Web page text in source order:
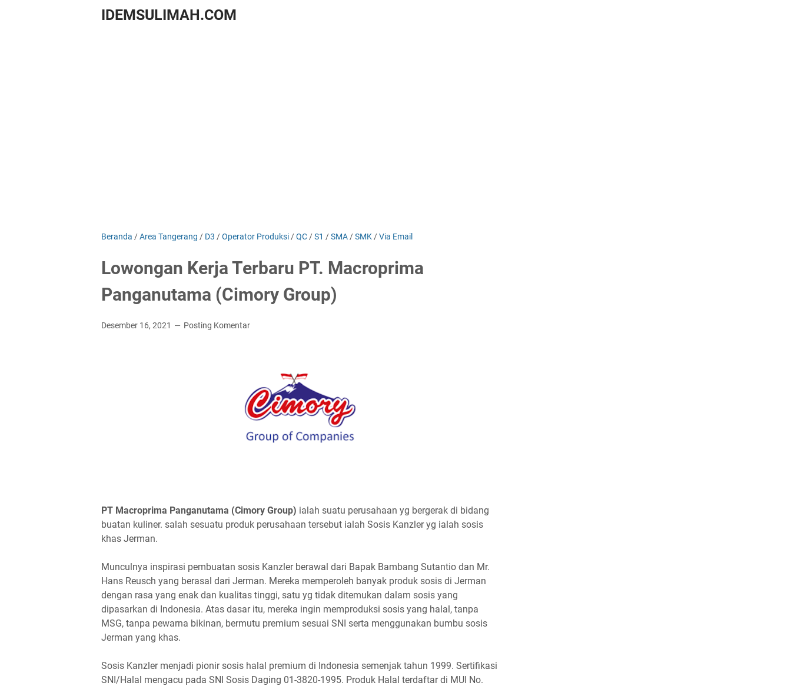
IDEMSULIMAH.COM
Beranda /Area Tangerang / D3 /Operator Produksi /QC /S1 /SMA /SMK /Via Email
Lowongan Kerja Terbaru PT. Macroprima
Panganutama (Cimory Group)
Desember 16, 2021 Posting Komentar
PT Mасrорrіmа Pаngаnutаmа (Cіmоrу Grоuр) ialah suatu perusahaan yg bergerak di bidang
buatan kuliner. salah sesuatu produk perusahaan tersebut ialah Sosis Kanzler yg ialah sosis
khas Jerman.
Munculnya inspirasi pembuatan sosis Kanzler berawal dari Bapak Bambang Sutantio dan Mr.
Hans Reusch yang berasal dari Jerman. Mereka memperoleh banyak produk sosis di Jerman
dengan rasa yang enak dan kualitas tinggi, satu yg tidak ditemukan dalam sosis yang
dipasarkan di Indonesia. Atas dasar itu, mereka ingin memproduksi sosis yang halal, tanpa
MSG, tanpa pewarna bikinan, bermutu premium sesuai SNI serta menggunakan bumbu sosis
Jerman yang khas.
Sosis Kanzler menjadi pionir sosis halal premium di Indonesia semenjak tahun 1999. Sertifikasi
SNI/Halal mengacu pada SNI Sosis Daging 01-3820-1995. Produk Halal terdaftar di MUI No.